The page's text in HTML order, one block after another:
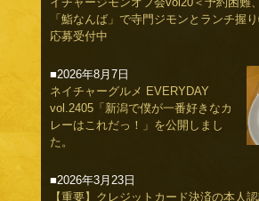
「鮨なんば」で寺門ジモンとランチ握
応募受付中
■2026年8月7日
ネイチャーグルメ EVERYDAY
vol.2405「新潟で僕が一番好きなカ
レーはこれだっ！」を公開しまし
た。
■2026年3月23日
【重要】クレジットカード決済の本人